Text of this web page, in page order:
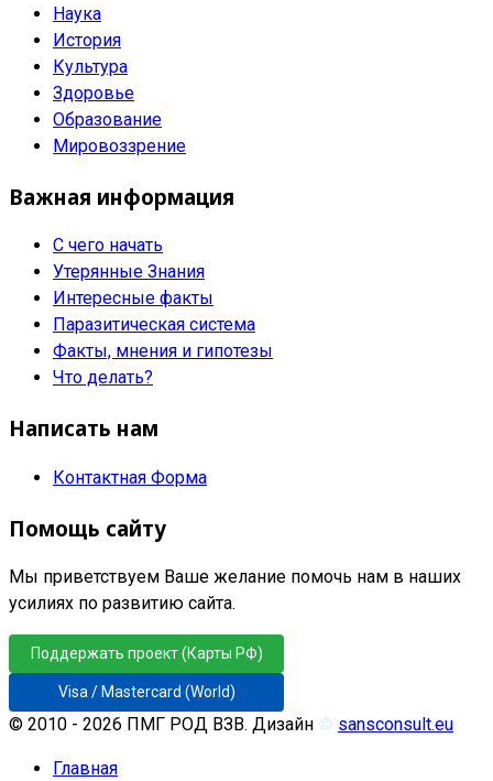
Наука
История
Культура
Здоровье
Образование
Мировоззрение
Важная информация
С чего начать
Утерянные Знания
Интересные факты
Паразитическая система
Факты, мнения и гипотезы
Что делать?
Написать нам
Контактная Форма
Помощь сайту
Мы приветствуем Ваше желание помочь нам в наших
усилиях по развитию сайта.
Поддержать проект (Карты РФ)
Visa / Mastercard (World)
© 2010 - 2026 ПМГ РОД ВЗВ. Дизайн ♲ sansconsult.eu
Главная